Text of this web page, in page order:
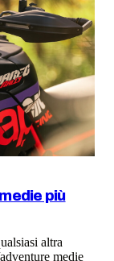
più
altra
medie